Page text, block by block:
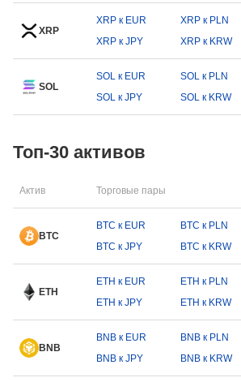
XRP
XRP к EUR XRP к PLN
XRP к JPY
XRP к KRW
SOL
SOL к EUR SOL к PLN
SOL к JPY
SOL к KRW
Топ-30 активов
Актив Торговые пары
BTC
BTC к EUR BTC к PLN
BTC к JPY
BTC к KRW
ETH
ETH к EUR ETH к PLN
ETH к JPY
ETH к KRW
BNB
BNB к EUR BNB к PLN
BNB к JPY
BNB к KRW